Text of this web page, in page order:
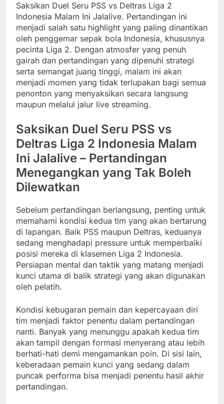
Saksikan Duel Seru PSS vs Deltras Liga 2
Indonesia Malam Ini Jalalive. Pertandingan ini
menjadi salah satu highlight yang paling dinantikan
oleh penggemar sepak bola Indonesia, khususnya
pecinta Liga 2. Dengan atmosfer yang penuh
gairah dan pertandingan yang dipenuhi strategi
serta semangat juang tinggi, malam ini akan
menjadi momen yang tidak terlupakan bagi semua
penonton yang menyaksikan secara langsung
maupun melalui jalur live streaming.
Saksikan Duel Seru PSS vs
Deltras Liga 2 Indonesia Malam
Ini Jalalive – Pertandingan
Menegangkan yang Tak Boleh
Dilewatkan
Sebelum pertandingan berlangsung, penting untuk
memahami kondisi kedua tim yang akan bertarung
di lapangan. Baik PSS maupun Deltras, keduanya
sedang menghadapi pressure untuk memperbaiki
posisi mereka di klasemen Liga 2 Indonesia.
Persiapan mental dan taktik yang matang menjadi
kunci utama di balik strategi yang akan digunakan
oleh pelatih.
Kondisi kebugaran pemain dan kepercayaan diri
tim menjadi faktor penentu dalam pertandingan
nanti. Banyak yang menunggu apakah kedua tim
akan tampil dengan formasi menyerang atau lebih
berhati-hati demi mengamankan poin. Di sisi lain,
keberadaan pemain kunci yang sedang dalam
puncak performa bisa menjadi penentu hasil akhir
pertandingan.